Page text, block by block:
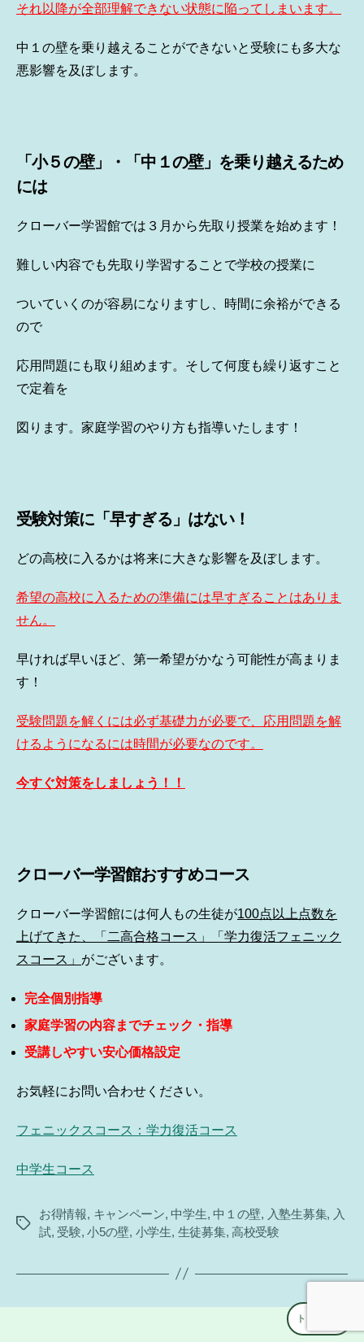
それ以降が全部理解できない状態に陥ってしまいます。
中１の壁を乗り越えることができないと受験にも多大な
悪影響を及ぼします。
「小５の壁」・「中１の壁」を乗り越えるため
には
クローバー学習館では３月から先取り授業を始めます！
難しい内容でも先取り学習することで学校の授業に
ついていくのが容易になりますし、時間に余裕ができる
ので
応用問題にも取り組めます。そして何度も繰り返すこと
で定着を
図ります。家庭学習のやり方も指導いたします！
受験対策に「早すぎる」はない！
どの高校に入るかは将来に大きな影響を及ぼします。
希望の高校に入るための準備には早すぎることはありま
せん。
早ければ早いほど、第一希望がかなう可能性が高まりま
す！
受験問題を解くには必ず基礎力が必要で、応用問題を解
けるようになるには時間が必要なのです。
今すぐ対策をしましょう！！
クローバー学習館おすすめコース
クローバー学習館には何人もの生徒が100点以上点数を
上げてきた、「二高合格コース」「学力復活フェニック
スコース」 がございます。
完全個別指導
家庭学習の内容までチェック・指導
受講しやすい安心価格設定
お気軽にお問い合わせください。
フェニックスコース：学力復活コース
中学生コース
タ
お得情報, キャンペーン,中学生,中１の壁, 入塾生募集, 入
試, 受験,小5の壁, 小学生, 生徒募集, 高校受験
トップへ